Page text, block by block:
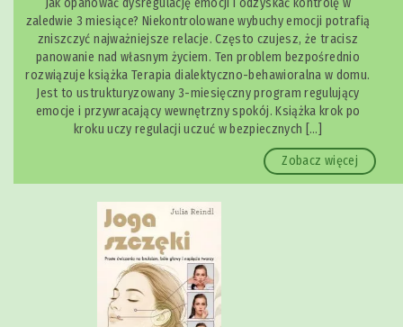
Jak opanować dysregulację emocji i odzyskać kontrolę w
zaledwie 3 miesiące? Niekontrolowane wybuchy emocji potrafią
zniszczyć najważniejsze relacje. Często czujesz, że tracisz
panowanie nad własnym życiem. Ten problem bezpośrednio
rozwiązuje książka Terapia dialektyczno-behawioralna w domu.
Jest to ustrukturyzowany 3-miesięczny program regulujący
emocje i przywracający wewnętrzny spokój. Książka krok po
kroku uczy regulacji uczuć w bezpiecznych […]
Zobacz więcej